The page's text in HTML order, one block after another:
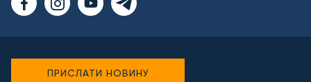
ПРИСЛАТИ НОВИНУ